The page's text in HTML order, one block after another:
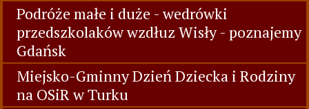
Podróże małe i duże - wedrówki
przedszkolaków wzdłuz Wisły - poznajemy
Gdańsk
Miejsko-Gminny Dzień Dziecka i Rodziny
na OSiR w Turku